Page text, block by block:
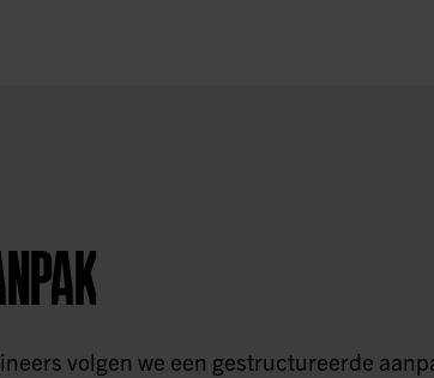
volgen we een gestructureerde